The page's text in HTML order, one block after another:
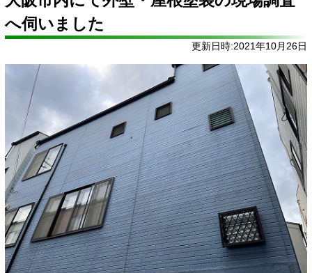
へ伺いました
更新日時:2021年10月26日